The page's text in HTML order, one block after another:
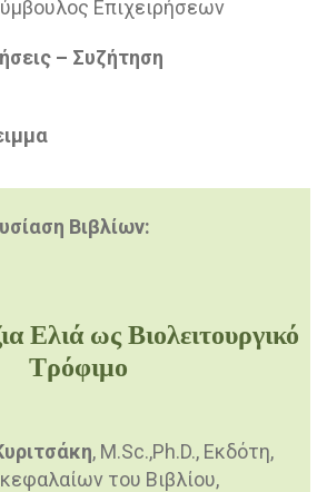
Επιχειρήσεων
– Συζήτηση
Βιβλίων:
Ελιά ως Βιολειτουργικό
Τρόφιμο
, M.Sc.,Ph.D., Εκδότη,
του Βιβλίου,